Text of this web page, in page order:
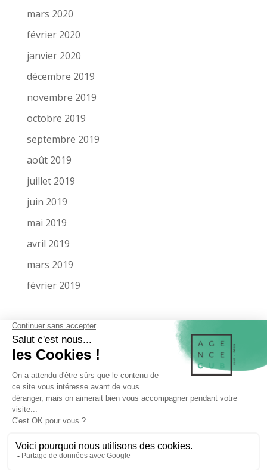
mars 2020
février 2020
janvier 2020
décembre 2019
novembre 2019
octobre 2019
septembre 2019
août 2019
juillet 2019
juin 2019
mai 2019
avril 2019
mars 2019
février 2019
LA SOCIÉTÉ
MENTIONS LÉGALES
MIEUX NOUS CONNAÎTRE
NOS RÉFÉRENCES
MAQUETTE SUR MESURE
CONTACTEZ-NOUS
NOS ZONES D’INTERVENTIONS